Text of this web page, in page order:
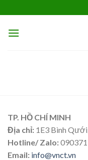
to
content
TP. HỒ CHÍ MINH
Địa chỉ: 1E3 Bình
Hotline/ Zalo:
Email: info@vnct.vn